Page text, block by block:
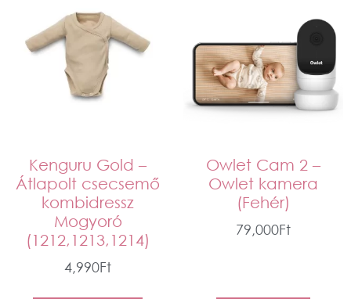
Kenguru Gold –
Átlapolt csecsemő
kombidressz
Mogyoró
(1212,1213,1214)
4,990Ft
Owlet Cam 2 –
Owlet kamera
(Fehér)
79,000Ft